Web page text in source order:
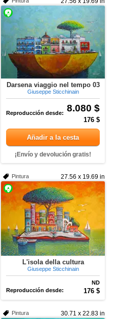
Darsena viaggio nel tempo 03
Giuseppe Sticchinain
8.080 $
Reproducción desde:
176 $
Añadir a la cesta
¡Envío y devolución gratis!
27.56 x 19.69 in
Pintura
L'isola della cultura
Giuseppe Sticchinain
ND
Reproducción desde:
176 $
30.71 x 22.83 in
Pintura